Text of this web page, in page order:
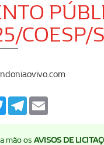
COESP/
TwitterTelegram
mão os AVISOS DE